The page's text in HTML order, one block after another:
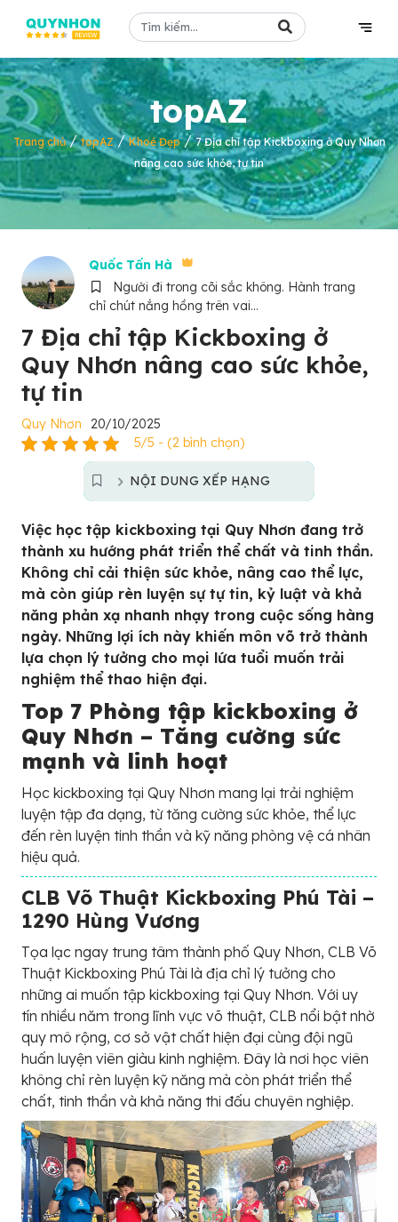
topAZ
Trang chủ/topAZ/Khoẻ Đẹp/7 Địa chỉ tập Kickboxing ở Quy Nhơn
nâng cao sức khỏe, tự tin
Quốc Tấn Hà
Người đi trong cõi sắc không. Hành trang
chỉ chút nắng hồng trên vai...
7 Địa chỉ tập Kickboxing ở
Quy Nhơn nâng cao sức khỏe,
tự tin
Quy Nhơn
20/10/2025
5/5 - (2 bình chọn)
NỘI DUNG XẾP HẠNG
Việc học tập kickboxing tại Quy Nhơn đang trở
thành xu hướng phát triển thể chất và tinh thần.
Không chỉ cải thiện sức khỏe, nâng cao thể lực,
mà còn giúp rèn luyện sự tự tin, kỷ luật và khả
năng phản xạ nhanh nhạy trong cuộc sống hàng
ngày. Những lợi ích này khiến môn võ trở thành
lựa chọn lý tưởng cho mọi lứa tuổi muốn trải
nghiệm thể thao hiện đại.
Top 7 Phòng tập kickboxing ở
Quy Nhơn – Tăng cường sức
mạnh và linh hoạt
Học kickboxing tại Quy Nhơn mang lại trải nghiệm
luyện tập đa dạng, từ tăng cường sức khỏe, thể lực
đến rèn luyện tinh thần và kỹ năng phòng vệ cá nhân
hiệu quả.
CLB Võ Thuật Kickboxing Phú Tài –
1290 Hùng Vương
Tọa lạc ngay trung tâm thành phố Quy Nhơn, CLB Võ
Thuật Kickboxing Phú Tài là địa chỉ lý tưởng cho
những ai muốn tập kickboxing tại Quy Nhơn. Với uy
tín nhiều năm trong lĩnh vực võ thuật, CLB nổi bật nhờ
quy mô rộng, cơ sở vật chất hiện đại cùng đội ngũ
huấn luyện viên giàu kinh nghiệm. Đây là nơi học viên
không chỉ rèn luyện kỹ năng mà còn phát triển thể
chất, tinh thần và khả năng thi đấu chuyên nghiệp.